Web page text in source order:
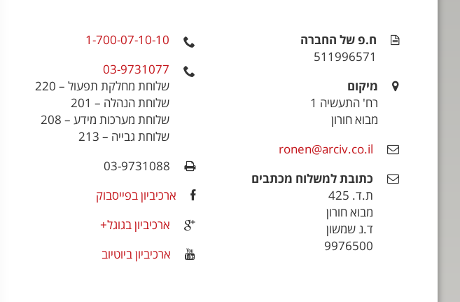
1-700-07-10-10
03-9731077
שלוחת מחלקת תפעול – 220
שלוחת הנהלה – 201
שלוחת מערכות מידע – 208
שלוחת גבייה – 213
03-9731088
ארכיביון בפייסבוק
ארכיביון בגוגל+
ארכיביון ביוטיוב
ח.פ של החברה
511996571
מיקום
רח' התעשיה 1
מבוא חורון
ronen@arciv.co.il
כתובת למשלוח מכתבים
ת.ד. 425
מבוא חורון
ד.נ שמשון
9976500